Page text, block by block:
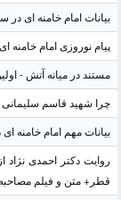
بیانات امام خامنه ای
پیام نوروزی امام خامنه ای
مستند در میانه آتش -
چرا شهید قاسم
بیانات مهم امام خامنه
روایت دکتر احمدی
قطر+ متن و فیلم